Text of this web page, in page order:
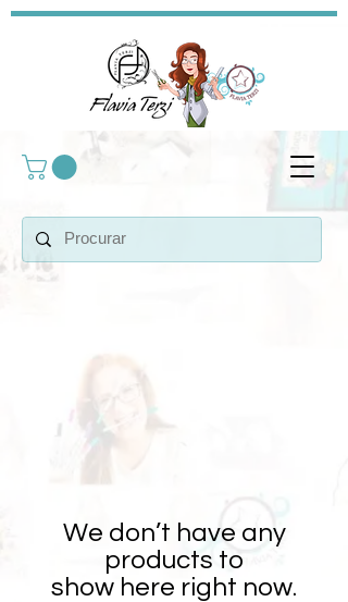
We don’t have any
products to
show here right now.